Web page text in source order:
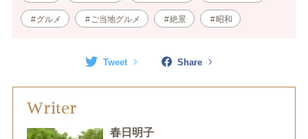
グルメ ご当地グルメ 絶景 昭和
Tweet Share
Writer
春日明子